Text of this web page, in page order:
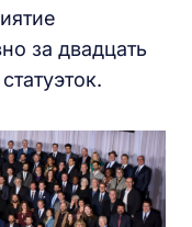
за двадцать